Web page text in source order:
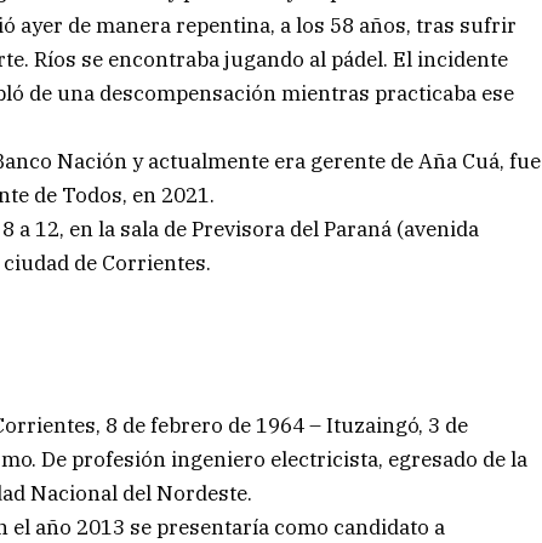
ayer de manera repentina, a los 58 años, tras sufrir
Ríos se encontraba jugando al pádel. El incidente
de una descompensación mientras practicaba ese
Nación y actualmente era gerente de Aña Cuá, fue
de Todos, en 2021.
a 12, en la sala de Previsora del Paraná (avenida
de Corrientes.
8 de febrero de 1964 – Ituzaingó, 3 de
De profesión ingeniero electricista, egresado de la
Nacional del Nordeste.
el año 2013 se presentaría como candidato a